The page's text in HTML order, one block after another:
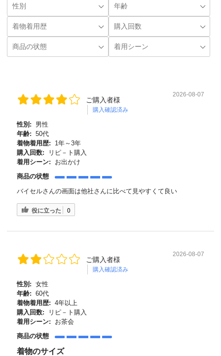
ご購入者様
購入確認済み
2026-08-07
性別:
男性
年齢: 50代
着物着用歴:
1年～3年
購入回数:
リピ－ト購入
着用シーン:
お出かけ
商品の状態
バイセルさんの画面は他社さんに比べて見やすくて良い
役に立った 0
ご購入者様
購入確認済み
2026-08-07
性別: 女性
年齢: 60代
着物着用歴: 4年以上
購入回数:
リピ－ト購入
着用シーン:
お茶会
商品の状態
着物のサイズ